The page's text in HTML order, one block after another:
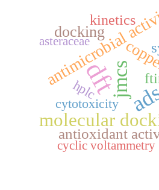
dft
jmcs
molecular
antimicrobial
docking
antioxidant
kinetics
cytotoxicity
hplc
asteraceae
cyclic voltammetry